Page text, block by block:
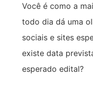
Você é como a
todo dia dá uma
sociais e sites
existe data
esperado edital?